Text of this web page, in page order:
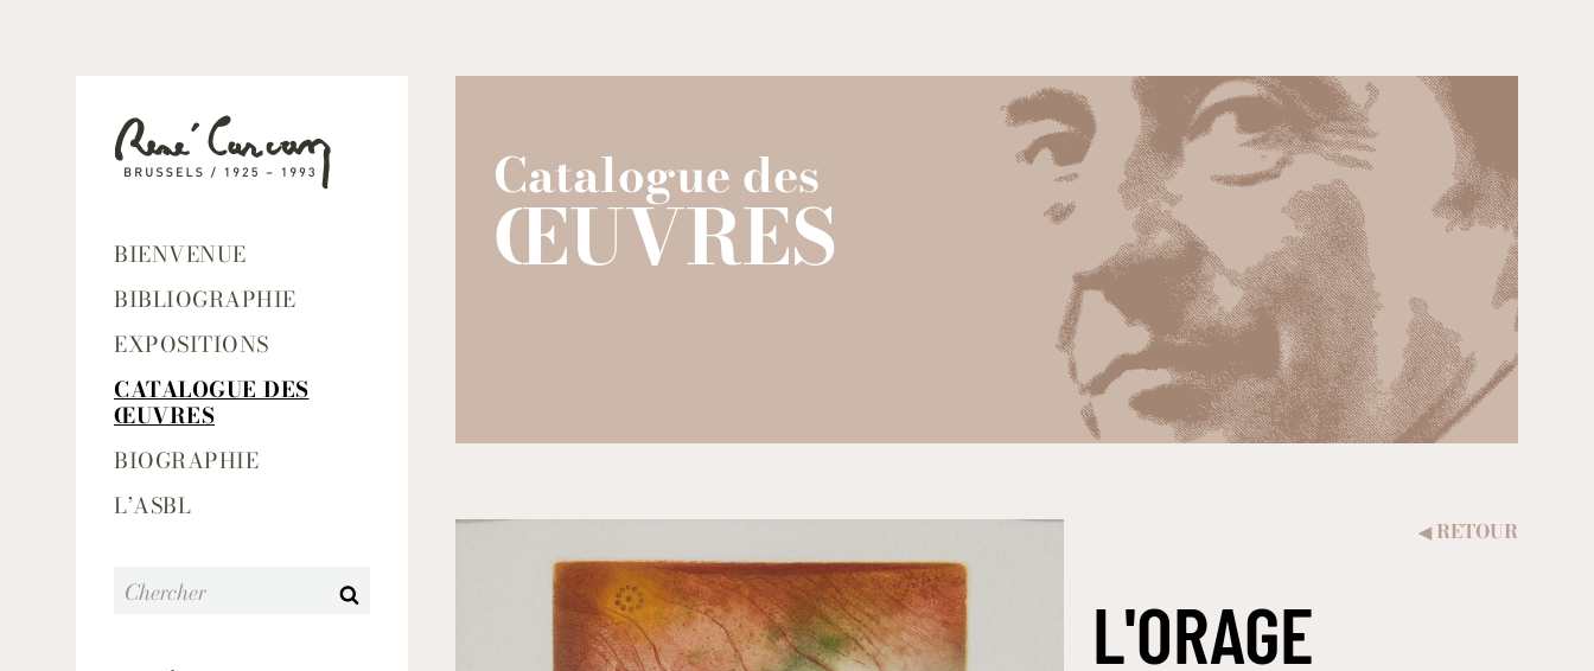
BIENVENUE
BIBLIOGRAPHIE
EXPOSITIONS
CATALOGUE DES
ŒUVRES
BIOGRAPHIE
L’ASBL
Catalogue des
ŒUVRES
◀︎RETOUR
L'ORAGE